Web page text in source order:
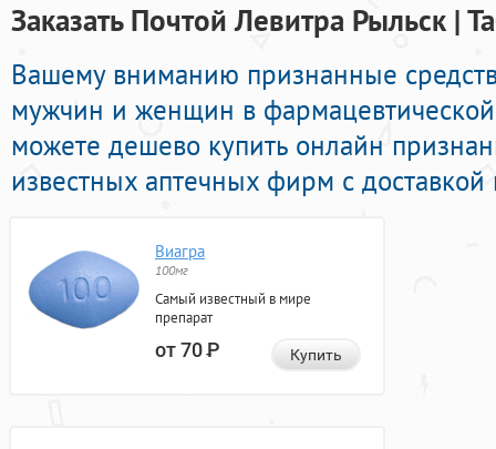
Заказать Почтой Левитра Рыльск |
Вашему вниманию признанные
мужчин и женщин в
можете дешево купить онлайн
известных аптечных фирм с
Виагра
100мг
Самый известный в мире
препарат
от 70Р Купить